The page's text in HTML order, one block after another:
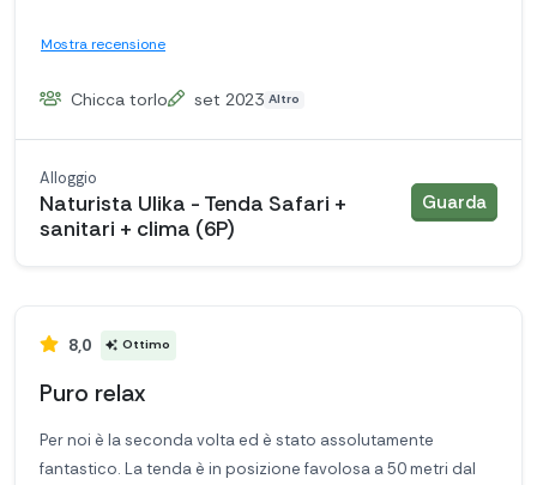
Mostra recensione
Chicca torlo set 2023 Altro
Naturista Ulika - Tenda Safari +
sanitari + clima (6P)
Alloggio
Guarda
8,0 Ottimo
Puro relax
Per noi è la seconda volta ed è stato assolutamente
fantastico. La tenda è in posizione favolosa a 50 metri dal